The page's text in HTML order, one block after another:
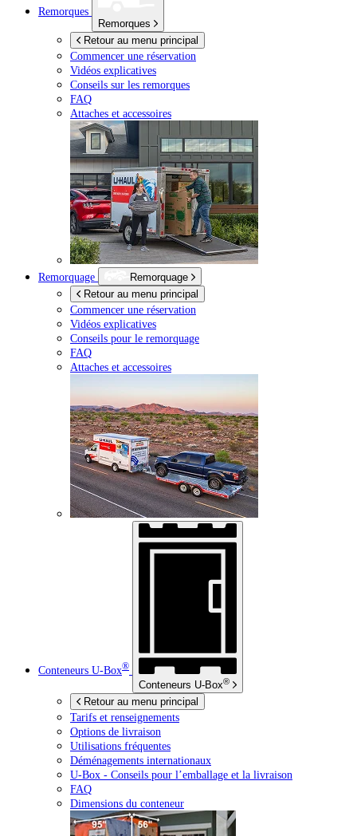
Remorques
Remorques
Retour au menu principal
Commencer une réservation
Vidéos explicatives
Conseils sur les remorques
FAQ
Attaches et accessoires
Remorquage
Remorquage
Retour au menu principal
Commencer une réservation
Vidéos explicatives
Conseils pour le remorquage
FAQ
Attaches et accessoires
Conteneurs U-Box®
Conteneurs U-Box®
Retour au menu principal
Tarifs et renseignements
Options de livraison
Utilisations fréquentes
Déménagements internationaux
U-Box - Conseils pour l’emballage et la livraison
FAQ
Dimensions du conteneur